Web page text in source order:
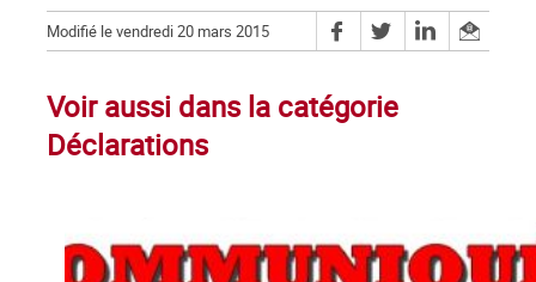
Modifié le vendredi 20 mars 2015
Voir aussi dans la catégorie
Déclarations